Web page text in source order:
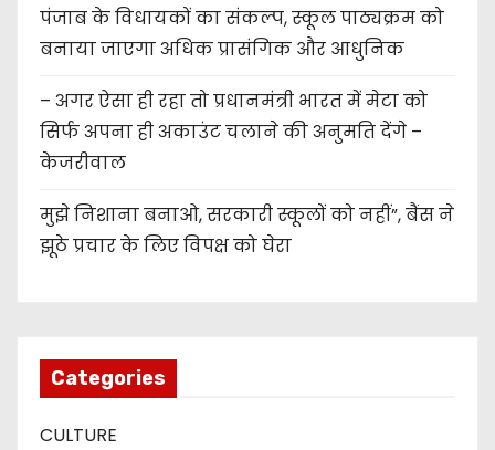
पंजाब के विधायकों का संकल्प, स्कूल पाठ्यक्रम को
बनाया जाएगा अधिक प्रासंगिक और आधुनिक
– अगर ऐसा ही रहा तो प्रधानमंत्री भारत में मेटा को
सिर्फ अपना ही अकाउंट चलाने की अनुमति देंगे –
केजरीवाल
मुझे निशाना बनाओ, सरकारी स्कूलों को नहीं”, बैंस ने
झूठे प्रचार के लिए विपक्ष को घेरा
Categories
CULTURE